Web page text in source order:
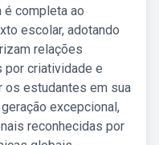
é completa ao
escolar, adotando
relações
por criatividade e
os estudantes em sua
excepcional,
reconhecidas por